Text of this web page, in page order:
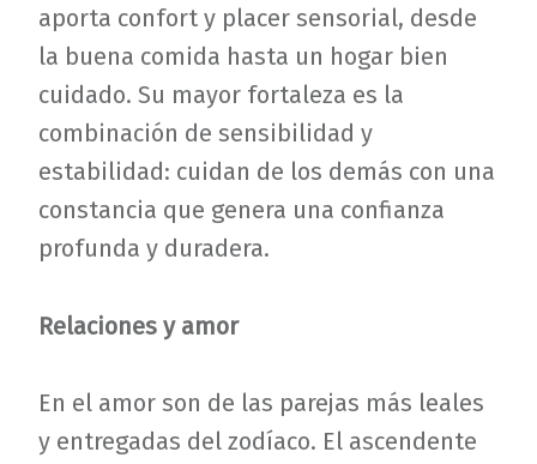
aporta confort y placer sensorial, desde
la buena comida hasta un hogar bien
cuidado. Su mayor fortaleza es la
combinación de sensibilidad y
estabilidad: cuidan de los demás con una
constancia que genera una confianza
profunda y duradera.
Relaciones y amor
En el amor son de las parejas más leales
y entregadas del zodíaco. El ascendente